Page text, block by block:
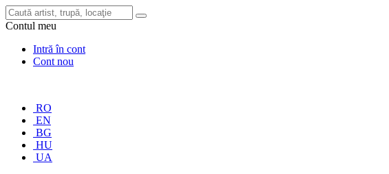
Contul meu
Intră în cont
Cont nou
RO
EN
BG
HU
UA